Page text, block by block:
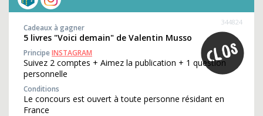
344824
Cadeaux à gagner
5 livres "Voici demain" de Valentin Musso
PrincipeINSTAGRAM
Suivez 2 comptes + Aimez la publication + 1 question
personnelle
Conditions
Le concours est ouvert à toute personne résidant en
France